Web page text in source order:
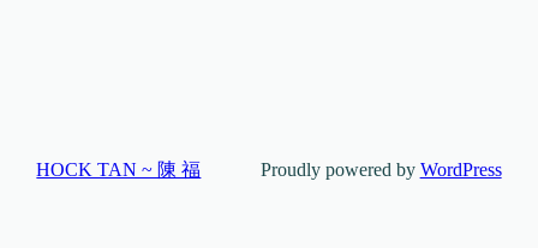
HOCK TAN ~ 陳 福 Proudly powered by WordPress